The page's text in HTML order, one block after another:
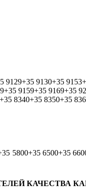
9130+35
9159+35 9169+35
8340+35 8350+35
6500+35
КАЧЕСТВА